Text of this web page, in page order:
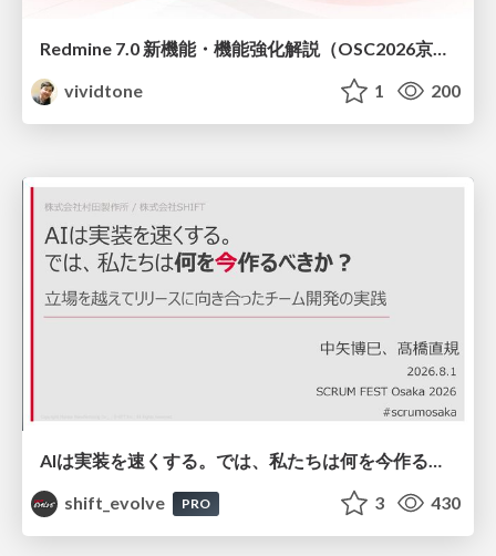
Redmine 7.0 新機能・機能強化解説（OSC2026京都ダイジェスト版）
vividtone
1 200
AIは実装を速くする。では、私たちは何を今作るべきか？－立場を越えてリリースに向き合ったチーム開発の実践 / 20260801 Hiromi Nakaya and Naoki Takahashi
shift_evolve
PRO 3 430